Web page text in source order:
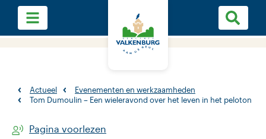
Actueel
Evenementen en werkzaamheden
Tom Dumoulin – Een wieleravond over het leven in het peloton
Pagina voorlezen